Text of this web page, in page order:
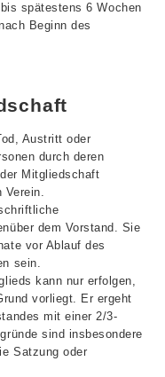
spätestens 6 Wochen
Beginn des
Austritt oder
durch deren
Mitgliedschaft
dem Vorstand. Sie
vor Ablauf des
sein.
kann nur erfolgen,
vorliegt. Er ergeht
mit einer 2/3-
sind insbesondere
Satzung oder